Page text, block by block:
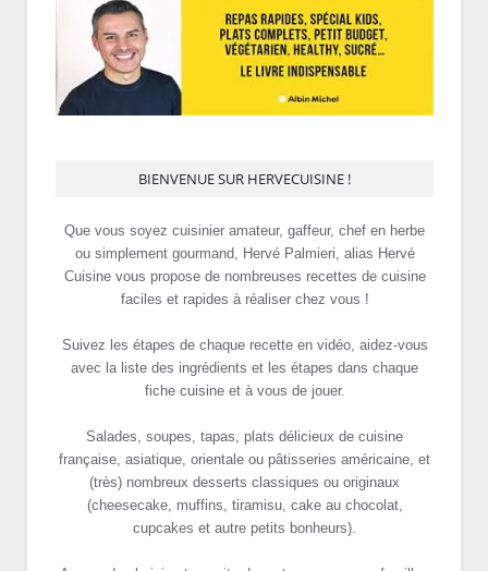
BIENVENUE SUR HERVECUISINE !
Que vous soyez cuisinier amateur, gaffeur, chef en herbe
ou simplement gourmand, Hervé Palmieri, alias Hervé
Cuisine vous propose de nombreuses recettes de cuisine
faciles et rapides à réaliser chez vous !
Suivez les étapes de chaque recette en vidéo, aidez-vous
avec la liste des ingrédients et les étapes dans chaque
fiche cuisine et à vous de jouer.
Salades, soupes, tapas, plats délicieux de cuisine
française, asiatique, orientale ou pâtisseries américaine, et
(très) nombreux desserts classiques ou originaux
(cheesecake, muffins, tiramisu, cake au chocolat,
cupcakes et autre petits bonheurs).